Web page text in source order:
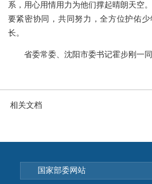
系，用心用情用力为他们撑起晴朗天空
要紧密协同，共同努力，全方位护佑
长。
省委常委、沈阳市委书记霍步刚一同
相关文档